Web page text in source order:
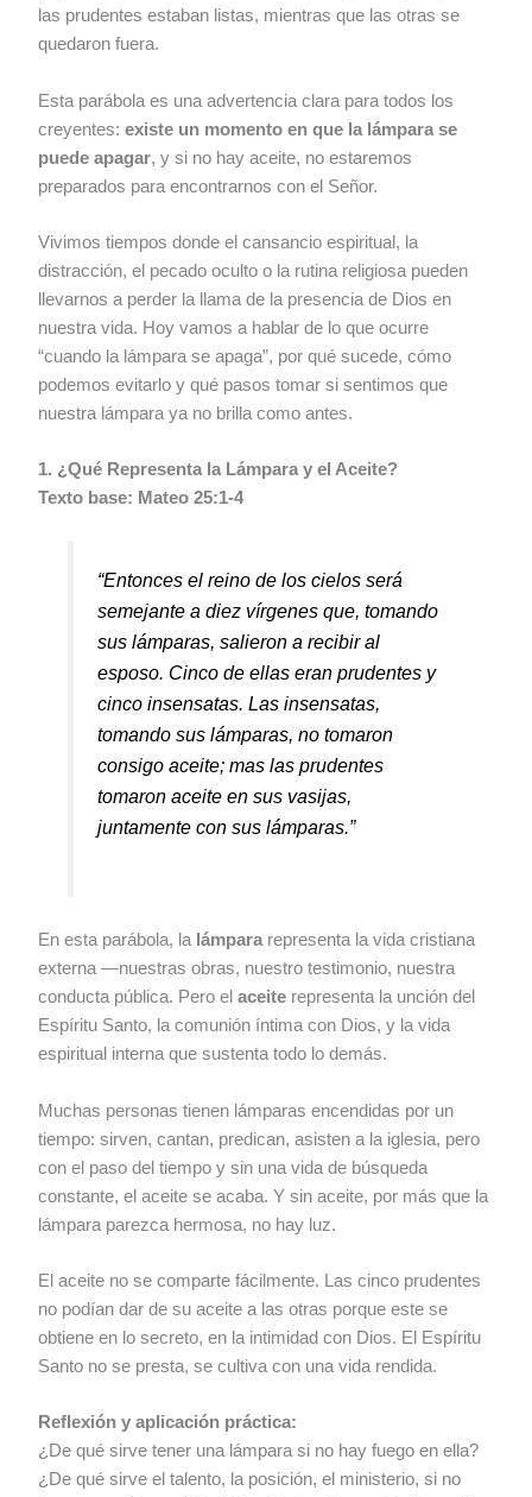
las prudentes estaban listas, mientras que las otras se
quedaron fuera.
Esta parábola es una advertencia clara para todos los
creyentes:existe un momento en que la lámpara se
puede apagar, y si no hay aceite, no estaremos
preparados para encontrarnos con el Señor.
Vivimos tiempos donde el cansancio espiritual, la
distracción, el pecado oculto o la rutina religiosa pueden
llevarnos a perder la llama de la presencia de Dios en
nuestra vida. Hoy vamos a hablar de lo que ocurre
“cuando la lámpara se apaga”, por qué sucede, cómo
podemos evitarlo y qué pasos tomar si sentimos que
nuestra lámpara ya no brilla como antes.
1. ¿Qué Representa la Lámpara y el Aceite?
Texto base: Mateo 25:1-4
“Entonces el reino de los cielos será
semejante a diez vírgenes que, tomando
sus lámparas, salieron a recibir al
esposo. Cinco de ellas eran prudentes y
cinco insensatas. Las insensatas,
tomando sus lámparas, no tomaron
consigo aceite; mas las prudentes
tomaron aceite en sus vasijas,
juntamente con sus lámparas.”
En esta parábola, la lámpararepresenta la vida cristiana
externa —nuestras obras, nuestro testimonio, nuestra
conducta pública. Pero elaceite representa la unción del
Espíritu Santo, la comunión íntima con Dios, y la vida
espiritual interna que sustenta todo lo demás.
Muchas personas tienen lámparas encendidas por un
tiempo: sirven, cantan, predican, asisten a la iglesia, pero
con el paso del tiempo y sin una vida de búsqueda
constante, el aceite se acaba. Y sin aceite, por más que la
lámpara parezca hermosa, no hay luz.
El aceite no se comparte fácilmente. Las cinco prudentes
no podían dar de su aceite a las otras porque este se
obtiene en lo secreto, en la intimidad con Dios. El Espíritu
Santo no se presta, se cultiva con una vida rendida.
Reflexión y aplicación práctica:
¿De qué sirve tener una lámpara si no hay fuego en ella?
¿De qué sirve el talento, la posición, el ministerio, si no